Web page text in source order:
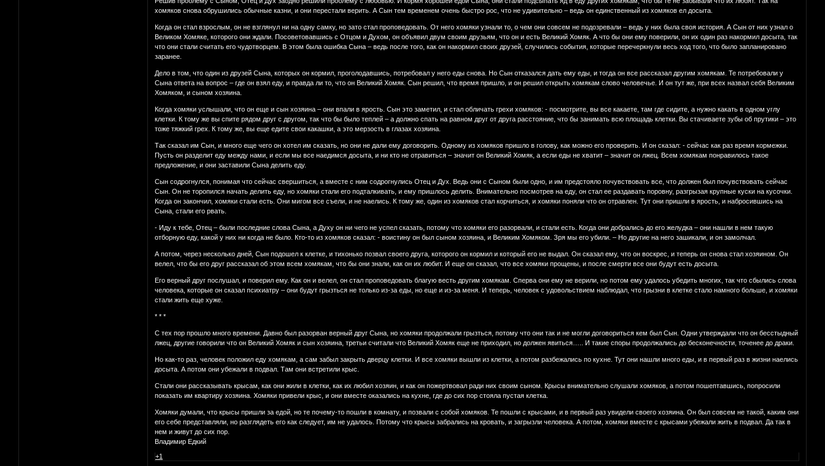
хомяков снова обрушились обычные казни, и они перестали верить. А Сын тем временем очень быстро рос, что не удивительно – ведь он единственный из хомяков ел досыта.
Когда он стал взрослым, он не взглянул ни на одну самку, но зато стал проповедовать. От него хомяки узнали то, о чем они совсем не подозревали – ведь у них была своя история. А Сын от них узнал о
Великом Хомяке, которого они ждали. Посоветовавшись с Отцом и Духом, он объявил двум своим друзьям, что он и есть Великий Хомяк. А что бы они ему поверили, он их один раз накормил досыта, так
что они стали считать его чудотворцем. В этом была ошибка Сына – ведь после того, как он накормил своих друзей, случились события, которые перечеркнули весь ход того, что было запланировано
заранее.
Дело в том, что один из друзей Сына, которых он кормил, проголодавшись, потребовал у него еды снова. Но Сын отказался дать ему еды, и тогда он все рассказал другим хомякам. Те потребовали у
Сына ответа на вопрос – где он взял еду, и правда ли то, что он Великий Хомяк. Сын решил, что время пришло, и он решил открыть хомякам слово человечье. И он тут же, при всех назвал себя Великим
Хомяком, и сыном хозяина.
Когда хомяки услышали, что он еще и сын хозяина – они впали в ярость. Сын это заметил, и стал обличать грехи хомяков: - посмотрите, вы все какаете, там где сидите, а нужно какать в одном углу
клетки. К тому же вы спите рядом друг с другом, так что бы было теплей – а должно спать на равном друг от друга расстояние, что бы занимать всю площадь клетки. Вы стачиваете зубы об прутики – это
тоже тяжкий грех. К тому же, вы еще едите свои какашки, а это мерзость в глазах хозяина.
Так сказал им Сын, и много еще чего он хотел им сказать, но они не дали ему договорить. Одному из хомяков пришло в голову, как можно его проверить. И он сказал: - сейчас как раз время кормежки.
Пусть он разделит еду между нами, и если мы все наедимся досыта, и ни кто не отравиться – значит он Великий Хомяк, а если еды не хватит – значит он лжец. Всем хомякам понравилось такое
предложение, и они заставили Сына делить еду.
Сын содрогнулся, понимая что сейчас свершиться, а вместе с ним содрогнулись Отец и Дух. Ведь они с Сыном были одно, и им предстояло почувствовать все, что должен был почувствовать сейчас
Сын. Он не торопился начать делить еду, но хомяки стали его подталкивать, и ему пришлось делить. Внимательно посмотрев на еду, он стал ее раздавать поровну, разгрызая крупные куски на кусочки.
Когда он закончил, хомяки стали есть. Они мигом все съели, и не наелись. К тому же, один из хомяков стал корчиться, и хомяки поняли что он отравлен. Тут они пришли в ярость, и набросившись на
Сына, стали его рвать.
- Иду к тебе, Отец – были последние слова Сына, а Духу он ни чего не успел сказать, потому что хомяки его разорвали, и стали есть. Когда они добрались до его желудка – они нашли в нем такую
отборную еду, какой у них ни когда не было. Кто-то из хомяков сказал: - воистину он был сыном хозяина, и Великим Хомяком. Зря мы его убили. – Но другие на него зашикали, и он замолчал.
А потом, через несколько дней, Сын подошел к клетке, и тихонько позвал своего друга, которого он кормил и который его не выдал. Он сказал ему, что он воскрес, и теперь он снова стал хозяином. Он
велел, что бы его друг рассказал об этом всем хомякам, что бы они знали, как он их любит. И еще он сказал, что все хомяки прощены, и после смерти все они будут есть досыта.
Его верный друг послушал, и поверил ему. Как он и велел, он стал проповедовать благую весть другим хомякам. Сперва они ему не верили, но потом ему удалось убедить многих, так что сбылись слова
человека, которые он сказал психиатру – они будут грызться не только из-за еды, но еще и из-за меня. И теперь, человек с удовольствием наблюдал, что грызни в клетке стало намного больше, и хомяки
стали жить еще хуже.
* * *
С тех пор прошло много времени. Давно был разорван верный друг Сына, но хомяки продолжали грызться, потому что они так и не могли договориться кем был Сын. Одни утверждали что он бесстыдный
лжец, другие говорили что он Великий Хомяк и сын хозяина, третьи считали что Великий Хомяк еще не приходил, но должен явиться….. И такие споры продолжались до бесконечности, точенее до драки.
Но как-то раз, человек положил еду хомякам, а сам забыл закрыть дверцу клетки. И все хомяки вышли из клетки, а потом разбежались по кухне. Тут они нашли много еды, и в первый раз в жизни наелись
досыта. А потом они убежали в подвал. Там они встретили крыс.
Стали они рассказывать крысам, как они жили в клетки, как их любил хозяин, и как он пожертвовал ради них своим сыном. Крысы внимательно слушали хомяков, а потом пошептавшись, попросили
показать им квартиру хозяина. Хомяки привели крыс, и они вместе оказались на кухне, где до сих пор стояла пустая клетка.
Хомяки думали, что крысы пришли за едой, но те почему-то пошли в комнату, и позвали с собой хомяков. Те пошли с крысами, и в первый раз увидели своего хозяина. Он был совсем не такой, каким они
его себе представляли, но разглядеть его как следует, им не удалось. Потому что крысы забрались на кровать, и загрызли человека. А потом, хомяки вместе с крысами убежали жить в подвал. Да так в
нем и живут до сих пор.
Владимир Едкий
+1